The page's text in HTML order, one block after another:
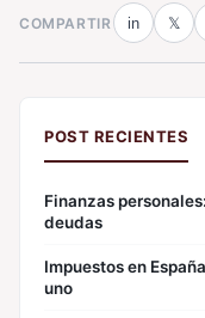
COMPARTIR in 𝕏
POST RECIENTES
Finanzas
deudas
Impuestos en
uno